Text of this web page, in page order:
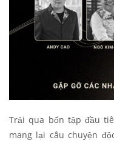
Trải qua bốn tập đầu
mang lại câu chuyện